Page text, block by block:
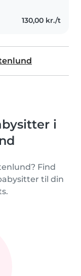
130,00 kr./t
i
Find
til din